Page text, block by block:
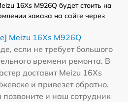
16Xs M926Q будет стоить на
заказа на сайте через
Meizu 16Xs M926Q
если не требует большого
времени ремонта. В
доставит Meizu 16Xs
и привезет обратно.
и наш сотрудник